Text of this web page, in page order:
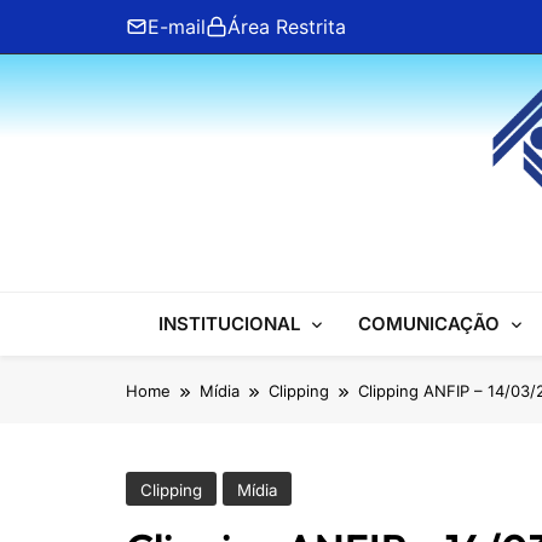
content
E-mail Área Restrita
ANFIP Nacional
INSTITUCIONAL COMUNICAÇÃO
Home Mídia Clipping Clipping ANFIP – 14/03/
Clipping Mídia